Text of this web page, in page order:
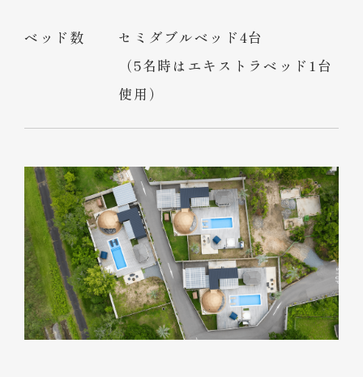
ベッド数
セミダブルベッド4台
（5名時はエキストラベッド1台
使用）